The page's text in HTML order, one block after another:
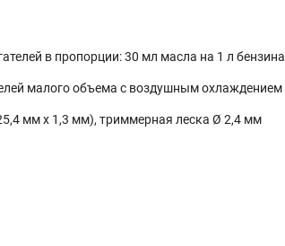
в пропорции: 30 мл масла на 1 л бензина
малого объема с воздушным охлаждением
мм х 1,3 мм), триммерная леска Ø 2,4 мм